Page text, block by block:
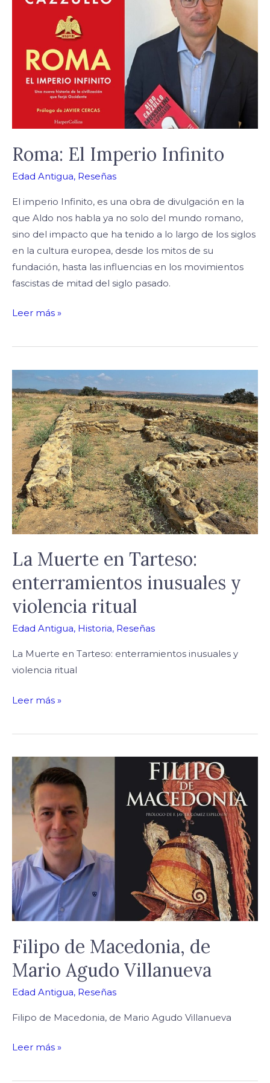
Roma: El Imperio Infinito
Edad Antigua, Reseñas
El imperio Infinito, es una obra de divulgación en la
que Aldo nos habla ya no solo del mundo romano,
sino del impacto que ha tenido a lo largo de los siglos
en la cultura europea, desde los mitos de su
fundación, hasta las influencias en los movimientos
fascistas de mitad del siglo pasado.
Imperio
Leer más »
La Muerte en Tarteso:
enterramientos inusuales y
violencia ritual
Edad Antigua, Historia, Reseñas
La Muerte en Tarteso: enterramientos inusuales y
violencia ritual
Muerte
en
Tarteso:
enterramientos
inusuales
y
violencia
ritual
Leer más »
Filipo de Macedonia, de
Mario Agudo Villanueva
Edad Antigua, Reseñas
Filipo de Macedonia, de Mario Agudo Villanueva
Filipo
de
Macedonia,
de
Mario
Agudo
Villanueva
Leer más »